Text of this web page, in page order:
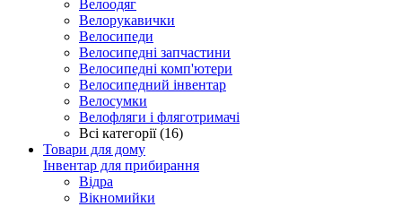
Велоодяг
Велорукавички
Велосипеди
Велосипедні запчастини
Велосипедні комп'ютери
Велосипедний інвентар
Велосумки
Велофляги і фляготримачі
Всі категорії (16)
Товари для дому
Інвентар для прибирання
Відра
Вікномийки